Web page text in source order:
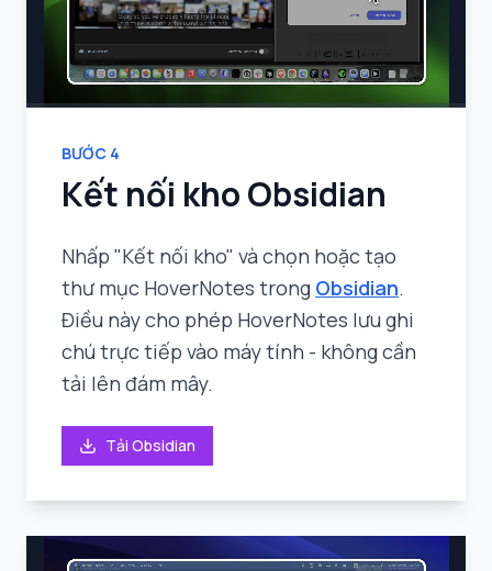
BƯỚC 4
Kết nối kho Obsidian
Nhấp "Kết nối kho" và chọn hoặc tạo
thư mục HoverNotes trong Obsidian.
Điều này cho phép HoverNotes lưu ghi
chú trực tiếp vào máy tính - không cần
tải lên đám mây.
Tải Obsidian